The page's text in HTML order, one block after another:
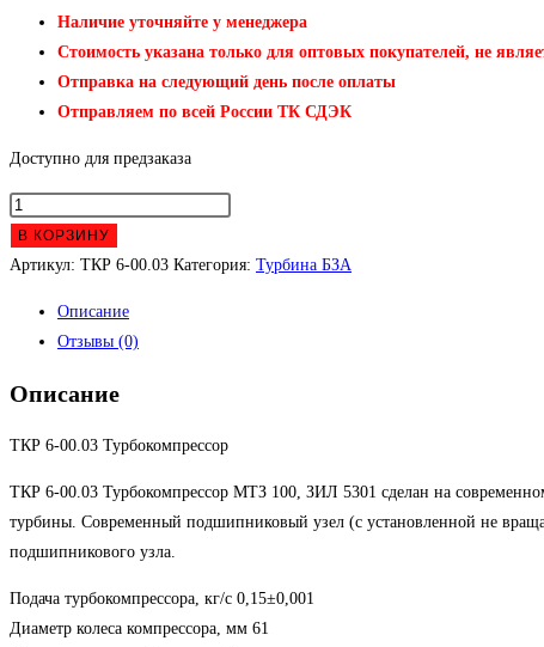
Наличие уточняйте у менеджера
Стоимость указана только для оптовых покупателей, не
Отправка на следующий день после оплаты
Отправляем по всей России ТК СДЭК
Доступно для предзаказа
Количество
товара
ТКР
Турбокомпрессор
В КОРЗИНУ
Артикул: ТКР 6-00.03 Категория: Турбина БЗА
Описание
Отзывы (0)
Описание
ТКР 6-00.03 Турбокомпрессор
ТКР 6-00.03 Турбокомпрессор МТЗ 100, ЗИЛ 5301 сделан на
турбины. Современный подшипниковый узел (с установленной не
подшипникового узла.
Подача турбокомпрессора, кг/с 0,15±0,001
Диаметр колеса компрессора, мм 61